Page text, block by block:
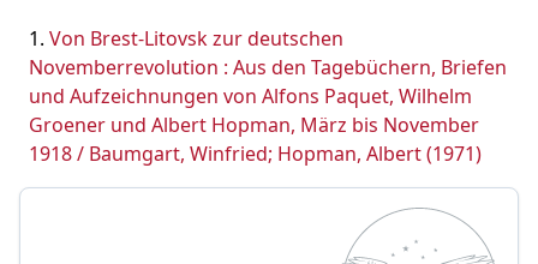
Von Brest-Litovsk zur deutschen
Novemberrevolution : Aus den Tagebüchern, Briefen
und Aufzeichnungen von Alfons Paquet, Wilhelm
Groener und Albert Hopman, März bis November
1918 / Baumgart, Winfried; Hopman, Albert (1971)